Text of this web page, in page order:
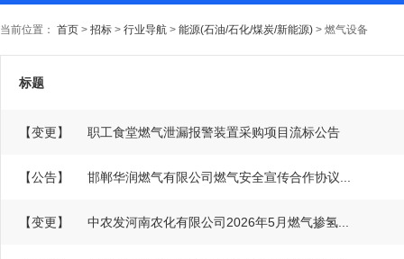
当前位置： 首页 > 招标 > 行业导航 > 能源(石油/石化/煤炭/新能源) > 燃气设备
标题
【变更】 职工食堂燃气泄漏报警装置采购项目流标公告
【公告】 邯郸华润燃气有限公司燃气安全宣传合作协议...
【变更】 中农发河南农化有限公司2026年5月燃气掺氢...